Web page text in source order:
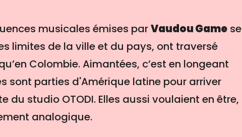
musicales émises parVaudou Game se
limites de la ville et du pays, ont traversé
Colombie. Aimantées, c’est en longeant
sont parties d'Amérique latine pour arriver
du studio OTODI. Elles aussi voulaient en être,
analogique.